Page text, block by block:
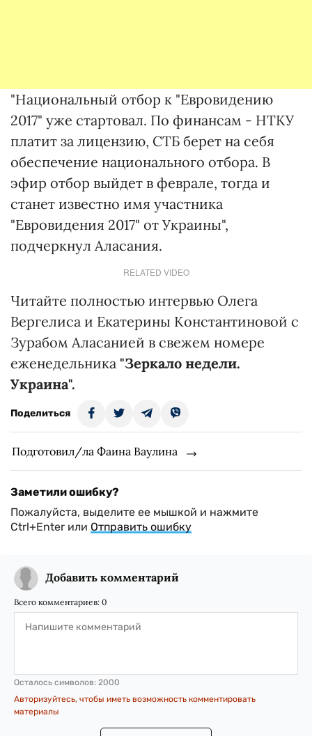
"Национальный отбор к "Евровидению
2017" уже стартовал. По финансам - НТКУ
платит за лицензию, СТБ берет на себя
обеспечение национального отбора. В
эфир отбор выйдет в феврале, тогда и
станет известно имя участника
"Евровидения 2017" от Украины",
подчеркнул Аласания.
RELATED VIDEO
Читайте полностью интервью Олега
Вергелиса и Екатерины Константиновой с
Зурабом Аласанией в свежем номере
еженедельника "Зеркало недели.
Украина".
Поделиться
Подготовил/ла Фаина Ваулина
Заметили ошибку?
Пожалуйста, выделите ее мышкой и нажмите
Ctrl+Enter или Отправить ошибку
Добавить комментарий
Всего комментариев: 0
Осталось символов: 2000
Авторизуйтесь, чтобы иметь возможность комментировать
материалы